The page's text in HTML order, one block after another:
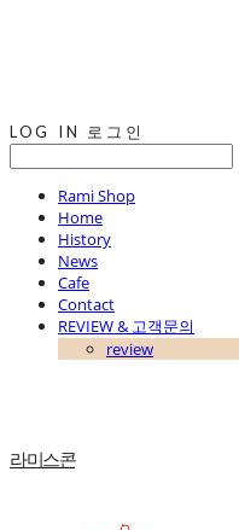
LOG IN 로그인
Rami Shop
Home
History
News
Cafe
Contact
REVIEW & 고객문의
review
라미스콘